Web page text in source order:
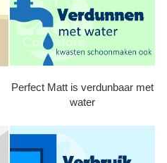
Perfect Matt is verdunbaar met
water